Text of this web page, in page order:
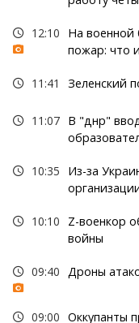
12:10
На военной
пожар: что
11:41 Зеленский
11:07 В "днр"
10:35
Из-за
10:10
Z-военкор
войны
09:40 Дроны
09:00 Оккупанты